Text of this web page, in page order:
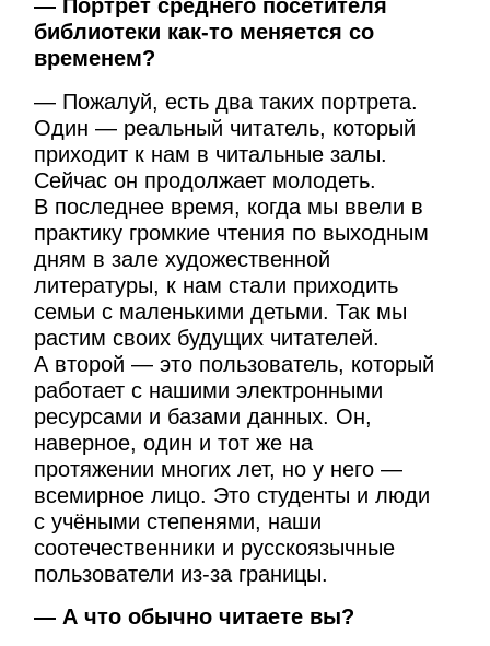
— Портрет среднего посетителя
библиотеки как-то меняется со
временем?
— Пожалуй, есть два таких портрета.
Один — реальный читатель, который
приходит к нам в читальные залы.
Сейчас он продолжает молодеть.
В последнее время, когда мы ввели в
практику громкие чтения по выходным
дням в зале художественной
литературы, к нам стали приходить
семьи с маленькими детьми. Так мы
растим своих будущих читателей.
А второй — это пользователь, который
работает с нашими электронными
ресурсами и базами данных. Он,
наверное, один и тот же на
протяжении многих лет, но у него —
всемирное лицо. Это студенты и люди
с учёными степенями, наши
соотечественники и русскоязычные
пользователи из-за границы.
— А что обычно читаете вы?